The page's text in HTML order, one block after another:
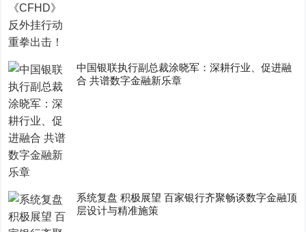
中国银联执行副总裁涂晓军：深耕行业、促进融
合 共谱数字金融新乐章
系统复盘 积极展望 百家银行齐聚畅谈数字金融顶
层设计与精准施策